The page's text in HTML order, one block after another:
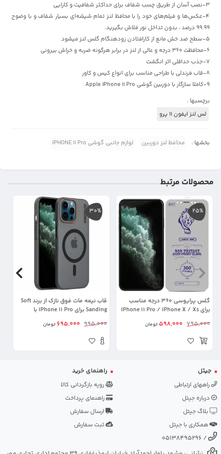
3-نصب آسان از طریق چسب شفاف برای حداکثر شفافیت و کارایی
4-عکس‌ها و فیلم‌های خود را با محافظ لنز تمام شیشه‌ای بسیار شفاف و با وضوح
99.99 درصد ، بدون تداخل نور فلاش بگیرید.
5-سطح ضد خش مانع از کارافتادن زودهنگام گلس لنز میشود
6-محافظت 360 درجه و عالی از لنز در برابر هرگونه ضربه و خراش بیرونی
7-جذب حداقلی اثر انگشت
8-قاب فرندلی با طراحی مناسب برای انواع کیس و کاور
9-کاملا سازگار با دوربین گوشی Apple iPhone 11 Pro
برچسبها :
لس لنز ایفون 11 پرو
بخشها : محافظ لنز دوربین لوازم جانبی گوشی IPHONE 11 Pro
محصولات مرتبط
25%
گلس پرایوسی 360 درجه مناسب
برای iPhone 11 Pro / iPhone X / Xs
مشکی)
795,000
598,000تومان
30%
قاب نیمه مات فوق نازک از برند Soft
Sanding برای iPhone 11 Pro با
995,000
695,000 تومان
جیتل
راههای ارتباطی
درباره جیتل
بلاگ جیتل
همکاری با جیتل
راهنمای خرید
رویه بازگردانی کالا
راهنمای پرداخت
ارسال سفارش
ثبت سفارش
/
05138495296